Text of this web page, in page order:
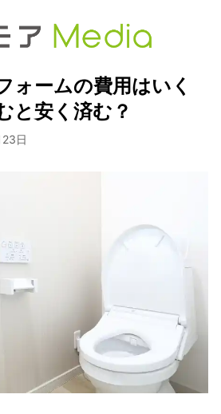
ォームの費用はいく
と安く済む？
日